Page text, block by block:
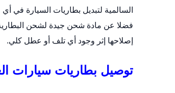
السالمية لتبديل بطاريات السيارة في
فضلا عن مادة شحن جيدة لشحن البطارية
إصلاحها إثر وجود أي تلف أو عطل كلي.
توصيل بطاريات سيارات